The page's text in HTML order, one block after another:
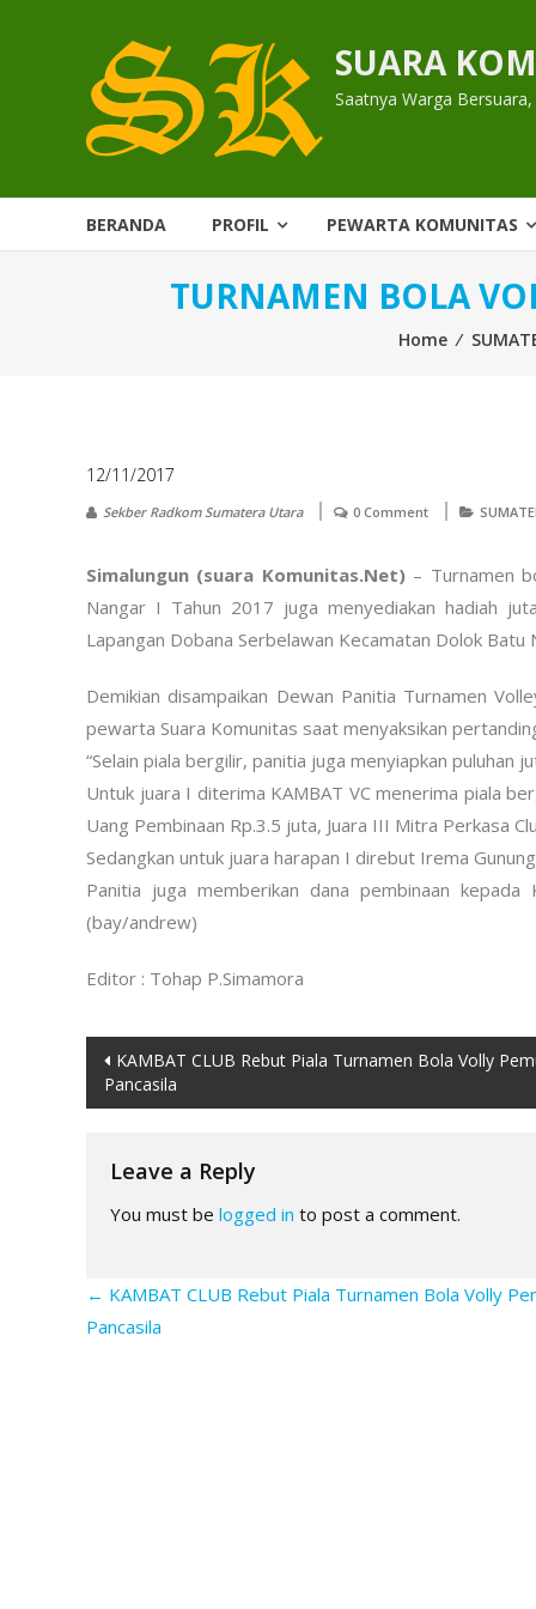
SUARA
Saatnya Warga
BERANDA PROFIL PEWARTA KOMUNITAS
TURNAMEN BOLA
Home ⁄
12/11/2017
Sekber Radkom Sumatera Utara 0 Comment
Simalungun (suara Komunitas.Net)– Turnamen
Nangar I Tahun 2017 juga menyediakan hadiah
Lapangan Dobana Serbelawan Kecamatan Dolok Batu
Demikian disampaikan Dewan Panitia Turnamen
pewarta Suara Komunitas saat menyaksikan
“Selain piala bergilir, panitia juga menyiapkan puluhan
Untuk juara I diterima KAMBAT VC menerima piala
Uang Pembinaan Rp.3.5 juta, Juara III Mitra Perkasa
Sedangkan untuk juara harapan I direbut Irema
Panitia juga memberikan dana pembinaan
(bay/andrew)
Editor : Tohap P.Simamora
Post
navigation
KAMBAT CLUB Rebut Piala Turnamen Bola Volly
Pancasila
Leave a Reply
You must be logged in to post a comment.
← KAMBAT CLUB Rebut Piala Turnamen Bola Volly
Pancasila